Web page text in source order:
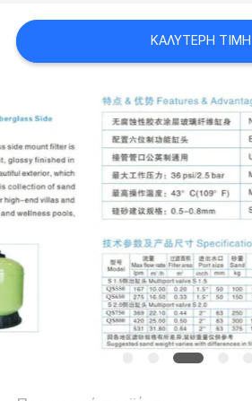
SITEMAP
PRIVACY
ΚΑΛΎΤΕΡΗ ΤΙΜΉ